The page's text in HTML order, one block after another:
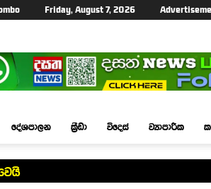
Friday, August 7, 2026
දේශපාලන ක්‍රීඩා විදෙස් ව්‍යාපාරික